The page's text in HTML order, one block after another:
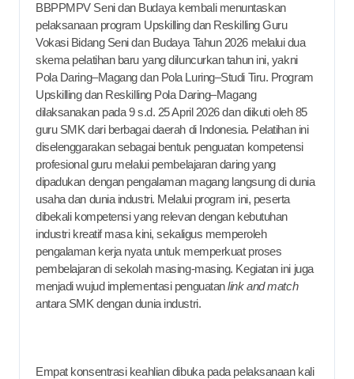
BBPPMPV Seni dan Budaya kembali menuntaskan
pelaksanaan program Upskilling dan Reskilling Guru
Vokasi Bidang Seni dan Budaya Tahun 2026 melalui dua
skema pelatihan baru yang diluncurkan tahun ini, yakni
Pola Daring–Magang dan Pola Luring–Studi Tiru. Program
Upskilling dan Reskilling Pola Daring–Magang
dilaksanakan pada 9 s.d. 25 April 2026 dan diikuti oleh 85
guru SMK dari berbagai daerah di Indonesia. Pelatihan ini
diselenggarakan sebagai bentuk penguatan kompetensi
profesional guru melalui pembelajaran daring yang
dipadukan dengan pengalaman magang langsung di dunia
usaha dan dunia industri. Melalui program ini, peserta
dibekali kompetensi yang relevan dengan kebutuhan
industri kreatif masa kini, sekaligus memperoleh
pengalaman kerja nyata untuk memperkuat proses
pembelajaran di sekolah masing-masing. Kegiatan ini juga
menjadi wujud implementasi penguatanlink and match
antara SMK dengan dunia industri.
Empat konsentrasi keahlian dibuka pada pelaksanaan kali